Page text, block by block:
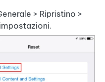
> Ripristino >